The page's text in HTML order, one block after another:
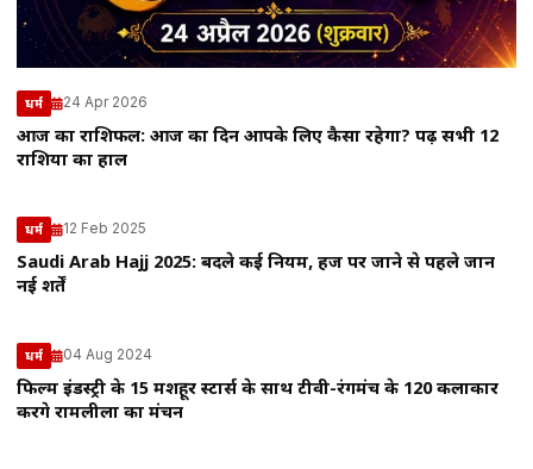
धर्म 24 Apr 2026
आज का राशिफल: आज का दिन आपके लिए कैसा रहेगा? पढ़ें सभी 12
राशियों का हाल
धर्म 12 Feb 2025
Saudi Arab Hajj 2025: बदले कई नियम, हज पर जाने से पहले जानें
नई शर्तें
धर्म 04 Aug 2024
फिल्म इंडस्ट्री के 15 मशहूर स्टार्स के साथ टीवी-रंगमंच के 120 कलाकार
करेंगे रामलीला का मंचन